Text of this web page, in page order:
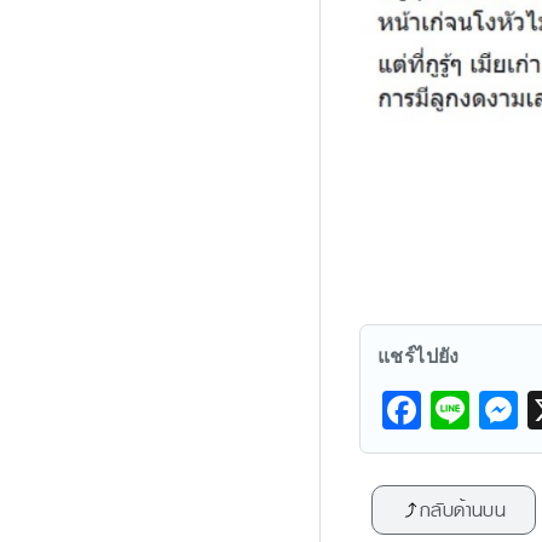
แชร์ไปยัง
F
a
c
e
Li
n
e
e
s
s
กลับด้านบน